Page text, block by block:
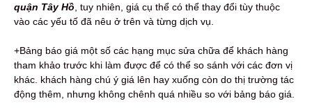
quận Tây Hồ , tuy nhiên, giá cụ thể có thể thay đổi tùy thuộc
vào các yếu tố đã nêu ở trên và từng dịch vụ.
+Bảng báo giá một số các hạng mục sửa chữa để khách hàng
tham khảo trước khi làm được để có thể so sánh với các đơn vị
khác. khách hàng chú ý giá lên hay xuống còn do thị trường tác
động thêm, nhưng không chênh quá nhiều so với bảng báo giá.